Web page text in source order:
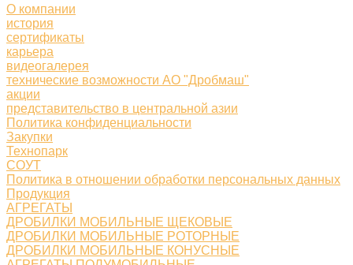
О компании
история
сертификаты
карьера
видеогалерея
технические возможности АО "Дробмаш"
акции
представительство в центральной азии
Политика конфиденциальности
Закупки
Технопарк
СОУТ
Политика в отношении обработки персональных данных
Продукция
АГРЕГАТЫ
ДРОБИЛКИ МОБИЛЬНЫЕ ЩЕКОВЫЕ
ДРОБИЛКИ МОБИЛЬНЫЕ РОТОРНЫЕ
ДРОБИЛКИ МОБИЛЬНЫЕ КОНУСНЫЕ